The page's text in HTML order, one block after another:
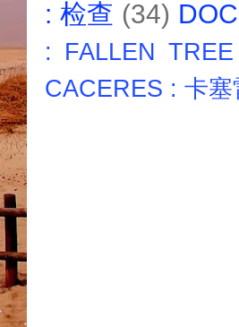
: 检查 (34)
: FALLEN
CACERES : 卡塞